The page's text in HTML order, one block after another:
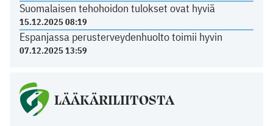
Suomalaisen tehohoidon tulokset ovat hyviä
15.12.2025 08:19
Espanjassa perusterveydenhuolto toimii hyvin
07.12.2025 13:59
LÄÄKÄRILIITOSTA